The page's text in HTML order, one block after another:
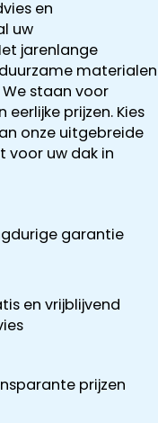
en
uw
jarenlange
materialen
staan voor
prijzen. Kies
onze uitgebreide
voor uw dak in
garantie
en vrijblijvend
prijzen